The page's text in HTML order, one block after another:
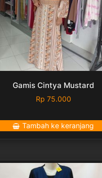
Gamis Cintya Mustard
Rp 75.000
Tambah ke keranjang